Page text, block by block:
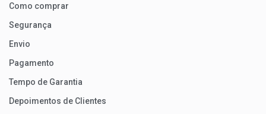
Como comprar
Segurança
Envio
Pagamento
Tempo de Garantia
Depoimentos de Clientes